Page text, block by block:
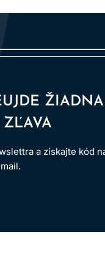
ombre atď.
a
ŽIADNA
a získajte kód